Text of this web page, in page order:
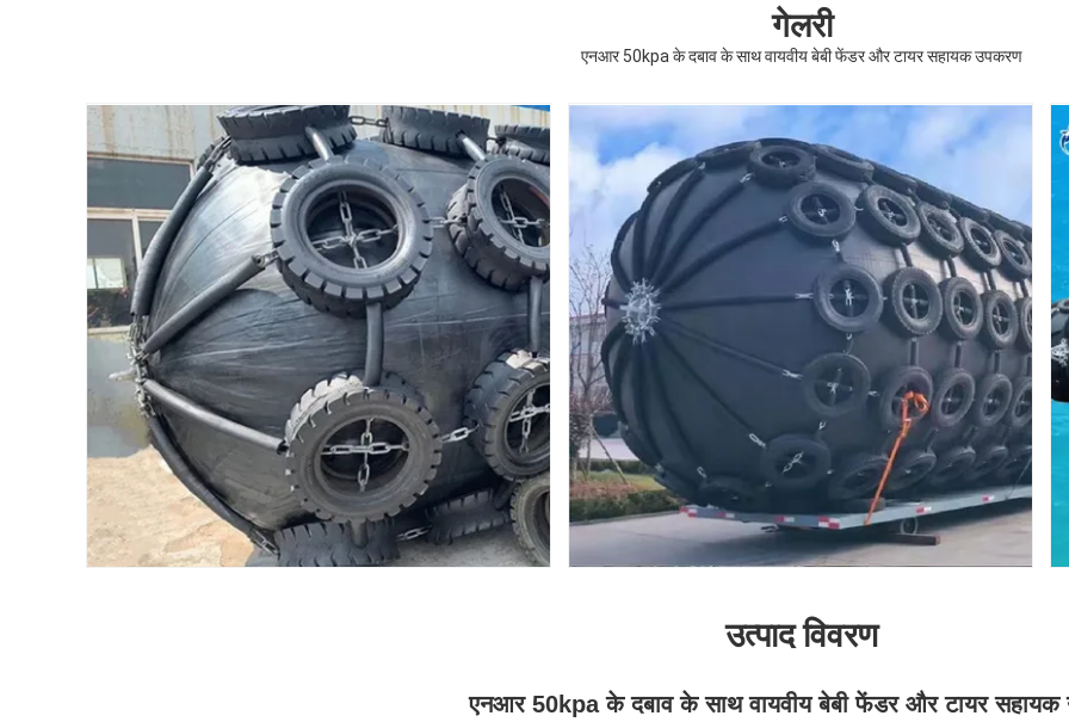
गेलरी
एनआर 50kpa के दबाव के साथ वायवीय बेबी फेंडर और टायर सहायक उपकरण
उत्पाद विवरण
एनआर 50kpa के दबाव के साथ वायवीय बेबी फेंडर और टायर